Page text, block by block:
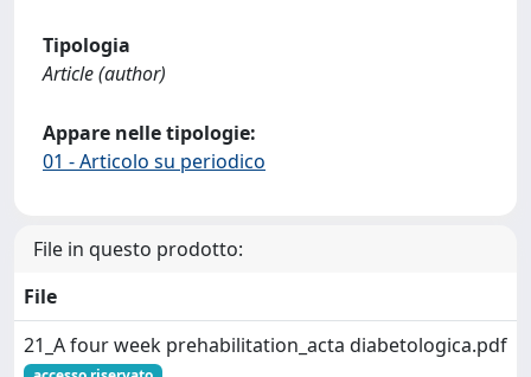
Tipologia
Article (author)
Appare nelle tipologie:
01 - Articolo su periodico
File in questo prodotto:
File
21_A four week prehabilitation_acta diabetologica.pdf